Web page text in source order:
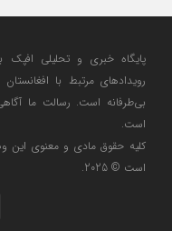
پایگاه خبری و تحلیلی افپک
رویدادهای مرتبط با
بی‌طرفانه است. رسالت ما
است.
کلیه حقوق مادی و معنوی این
است © 2025.